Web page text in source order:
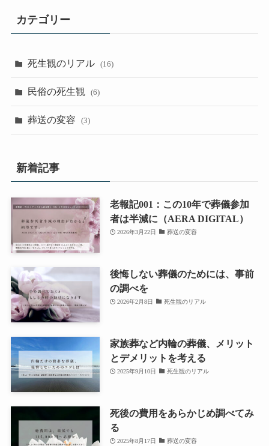
カテゴリー
死生観のリアル (16)
民俗の死生観 (6)
葬送の変容 (3)
新着記事
老報記001：この10年で葬儀参加
者は半減に（AERA DIGITAL）
2026年3月22日 葬送の変容
後悔しない葬儀のためには、事前
の調べを
2026年2月8日 死生観のリアル
家族葬など内輪の葬儀、メリット
とデメリットを考える
2025年9月10日 死生観のリアル
死後の費用をあらかじめ調べてみ
る
2025年8月17日 葬送の変容